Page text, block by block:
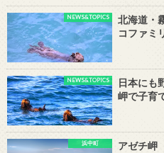
NEWS&TOPICS
北海道・
コファミ
NEWS&TOPICS
日本にも
岬で子育
浜中町 アゼチ岬